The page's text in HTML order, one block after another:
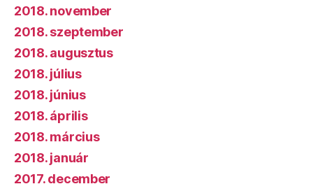
2018. november
2018. szeptember
2018. augusztus
2018. július
2018. június
2018. április
2018. március
2018. január
2017. december